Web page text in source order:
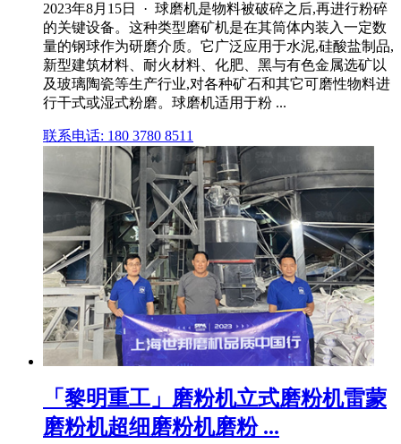
2023年8月15日 · 球磨机是物料被破碎之后,再进行粉碎
的关键设备。这种类型磨矿机是在其筒体内装入一定数
量的钢球作为研磨介质。它广泛应用于水泥,硅酸盐制品,
新型建筑材料、耐火材料、化肥、黑与有色金属选矿以
及玻璃陶瓷等生产行业,对各种矿石和其它可磨性物料进
行干式或湿式粉磨。球磨机适用于粉 ...
联系电话: 180 3780 8511
「黎明重工」磨粉机立式磨粉机雷蒙
磨粉机超细磨粉机磨粉 ...